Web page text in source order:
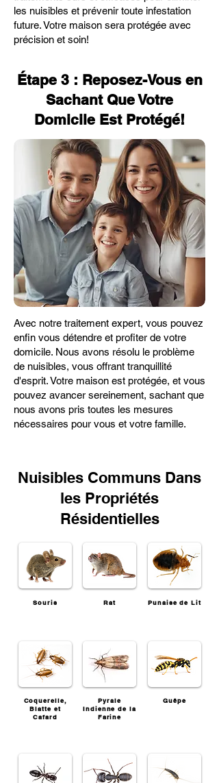
les nuisibles et prévenir toute infestation
future. Votre maison sera protégée avec
précision et soin!
Étape 3 : Reposez-Vous en
Sachant Que Votre
Domicile Est Protégé!
Avec notre traitement expert, vous pouvez
enfin vous détendre et profiter de votre
domicile. Nous avons résolu le problème
de nuisibles, vous offrant tranquillité
d'esprit. Votre maison est protégée, et vous
pouvez avancer sereinement, sachant que
nous avons pris toutes les mesures
nécessaires pour vous et votre famille.
Nuisibles Communs Dans
les Propriétés
Résidentielles
Souris Rat Punaise de Lit
Coquerelle,
Blatte et
Cafard
Pyrale
Indienne de la
Farine
Guêpe